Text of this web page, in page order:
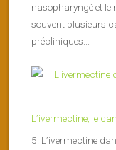
nasopharyngé et
souvent plusieurs
précliniques...
L’ivermectine, le
5. L’ivermectine